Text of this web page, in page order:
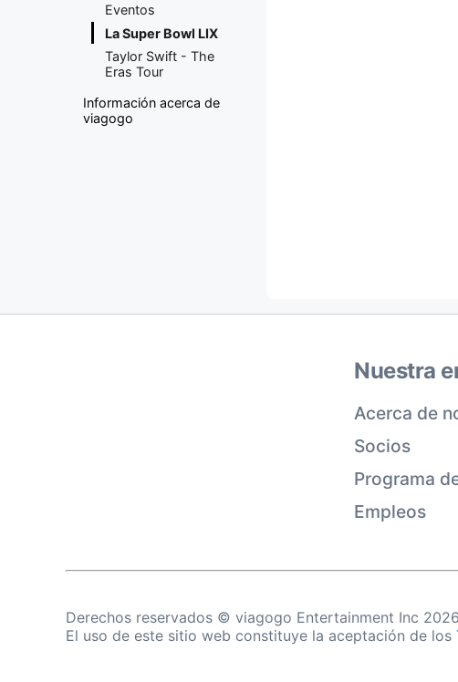
Eventos
La Super Bowl LIX
Taylor Swift - The
Eras Tour
Información acerca de
viagogo
Nuestra
Acerca de
Socios
Programa
Empleos
Derechos reservados © viagogo Entertainment Inc 2026
El uso de este sitio web constituye la aceptación de los